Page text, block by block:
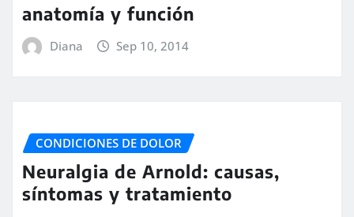
anatomía y función
Diana Sep 10, 2014
CONDICIONES DE DOLOR
Neuralgia de Arnold: causas,
síntomas y tratamiento